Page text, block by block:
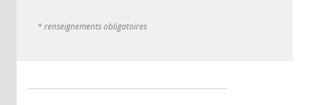
* renseignements obligatoires